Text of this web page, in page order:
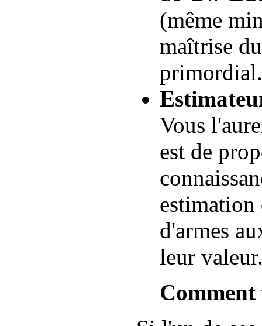
(même
maîtrise
primordial.
Vous
est de
estimation
d'armes
leur